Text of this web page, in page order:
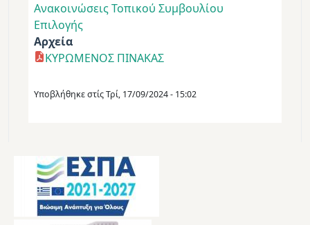
Ανακοινώσεις Τοπικού Συμβουλίου
Επιλογής
Αρχεία
ΚΥΡΩΜΕΝΟΣ ΠΙΝΑΚΑΣ
Υποβλήθηκε στίςΤρί, 17/09/2024 - 15:02